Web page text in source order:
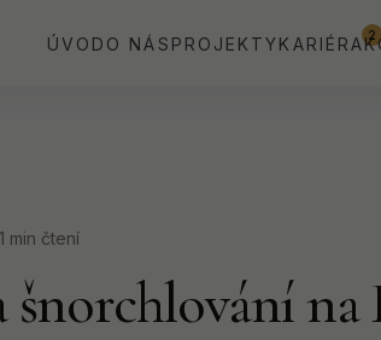
ÚVOD O NÁS PROJEKTYKARIÉRA 2
1 min čtení
šnorchlování